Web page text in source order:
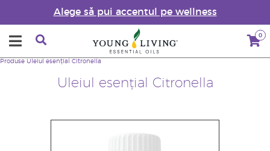
Alege să pui accentul pe wellness
0
Uleiul esențial Citronella
Produse Uleiul esențial Citronella